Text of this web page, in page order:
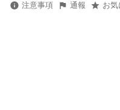
注意事項 通報 お